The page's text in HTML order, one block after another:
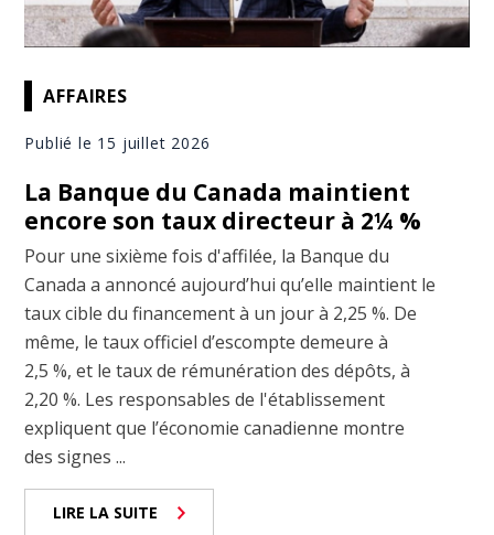
AFFAIRES
Publié le 15 juillet 2026
La Banque du Canada maintient
encore son taux directeur à 2¼ %
Pour une sixième fois d'affilée, la Banque du
Canada a annoncé aujourd’hui qu’elle maintient le
taux cible du financement à un jour à 2,25 %. De
même, le taux officiel d’escompte demeure à
2,5 %, et le taux de rémunération des dépôts, à
2,20 %. Les responsables de l'établissement
expliquent que l’économie canadienne montre
des signes ...
LIRE LA SUITE